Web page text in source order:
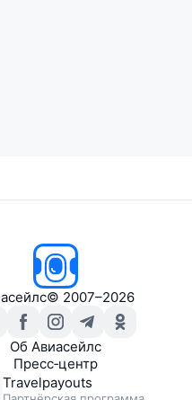
© 2007–2026
Об Авиасейлс
Пресс‑центр
Travelpayouts